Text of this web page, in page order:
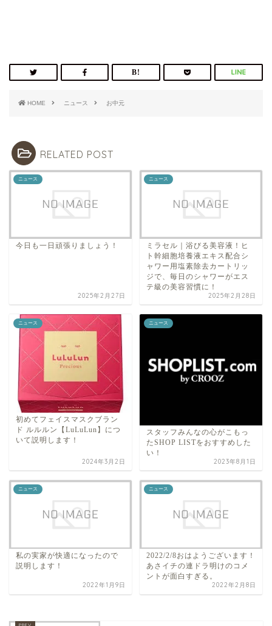
HOME ニュース お中元
RELATED POST
ニュース
今日も一日頑張りましょう！
2025年2月27日
ニュース
ミラセル｜浴びる美容液！ヒ
ト幹細胞培養液エキス配合シ
ャワー用塩素除去カートリッ
ジで、毎日のシャワーがエス
テ級の美容習慣に！
2025年2月28日
ニュース
初めてフェイスマスクブラン
ド ルルルン【LuLuLun】につ
いて説明します！
2024年3月2日
ニュース
スタッフみんなの心がこもっ
たSHOP LISTをおすすめした
い！
2023年8月1日
ニュース
私の実家が快適になったので
説明します！
2022年1月9日
ニュース
2022/2/8おはようございます！
あさイチの連ドラ明けのコメ
ントが面白すぎる。
2022年2月8日